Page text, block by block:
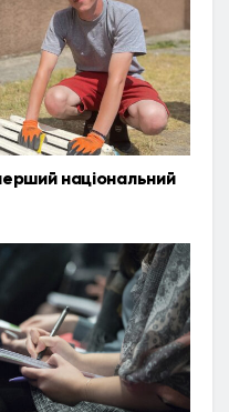
національний